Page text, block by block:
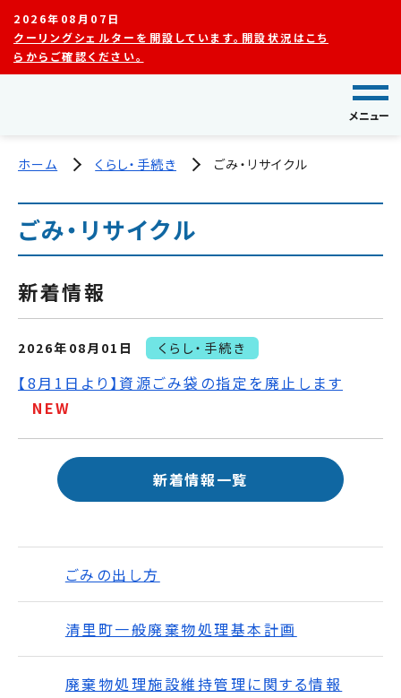
2026年08月07日
クーリングシェルターを開設しています。開設状況はこち
らからご確認ください。
メニュー
ホーム くらし・手続き ごみ・リサイクル
ごみ・リサイクル
新着情報
2026年08月01日 くらし・手続き
【8月1日より】資源ごみ袋の指定を廃止します
NEW
新着情報一覧
ごみの出し方
清里町一般廃棄物処理基本計画
廃棄物処理施設維持管理に関する情報